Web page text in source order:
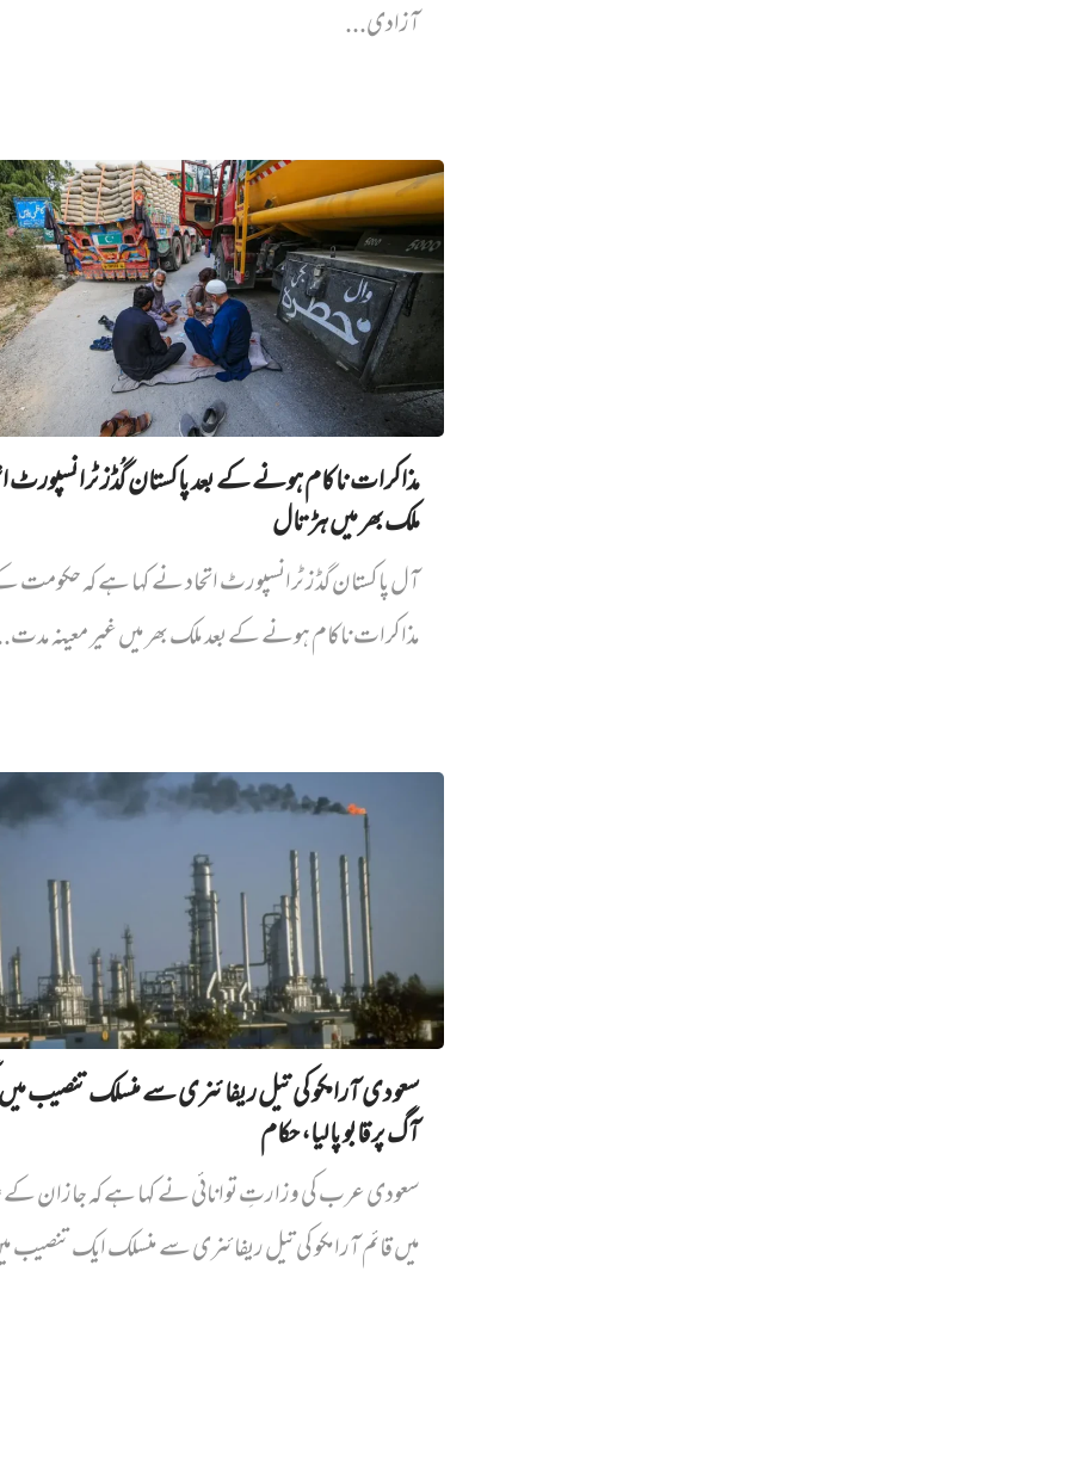
آزادی...
مذاکرات ناکام ہونے کے بعد پاکستان گُڈز ٹرانسپورٹ
ملک بھر میں ہڑتال
آل پاکستان گڈز ٹرانسپورٹ اتحاد نے کہا ہے کہ حکومت
مذاکرات ناکام ہونے کے بعد ملک بھر میں غیر معینہ
سعودی آرامکو کی تیل ریفائنری سے منسلک تنصیب
آگ پر قابو پا لیا، حکام
سعودی عرب کی وزارتِ توانائی نے کہا ہے کہ جازان
میں قائم آرامکو کی تیل ریفائنری سے منسلک ایک